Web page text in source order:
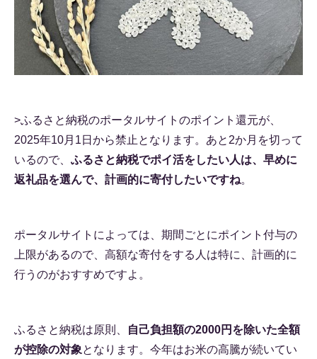
>ふるさと納税のポータルサイトのポイント還元が、
2025年10月1日から禁止となります。あと2か月を切って
いるので、 ふるさと納税でポイ活をしたい人は、早めに
返礼品を選んで、計画的に寄付したいですね。
ポータルサイトによっては、期間ごとにポイント付与の
上限があるので、高額な寄付をする人は特に、計画的に
行うのがおすすめですよ。
ふるさと納税は原則、
自己負担額の2000円を除いた全額
が控除の対象となります。今年はお米の高騰が続いてい